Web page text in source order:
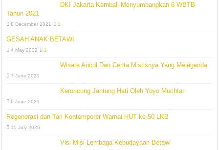
DKI Jakarta Kembali Menyumbangkan 6 WBTB
Tahun 2021
8 December 2021 1
GESAH ANAK BETAWI
4 May 2022 1
Wisata Ancol Dan Cerita Mistisnya Yang Melegenda
7 June 2021
Keroncong Jantung Hati Oleh Yoyo Muchtar
6 June 2021
Regenerasi dan Tari Kontemporer Warnai HUT ke-50 LKB
15 July 2026
Visi Misi Lembaga Kebudayaan Betawi